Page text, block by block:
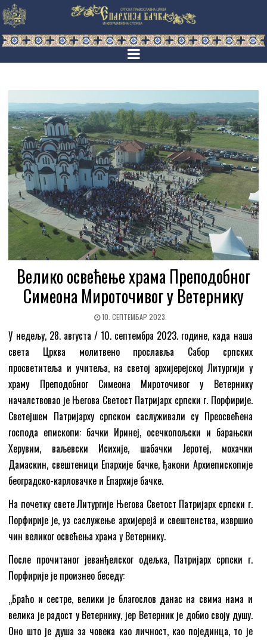
Велико освећење храма Преподобног
Симеона Мироточивог у Ветернику
10. СЕПТЕМБАР 2023.
У недељу, 28. августа / 10. септембра 2023. године, када наша
света Црква молитвено прославља Сабор српских
просветитеља и учитеља, на светој архијерејској Литургији у
храму Преподобног Симеона Мироточивог у Ветернику
началствовао је Његова Светост Патријарх српски г. Порфирије.
Светејшем Патријарху српском саслуживали су Преосвећена
господа епископи: бачки Иринеј, осечкопољски и барањски
Херувим, ваљевски Исихије, шабачки Јеротеј, мохачки
Дамаскин, свештеници Епархије бачке, ђакони Архиепископије
београдско-карловачке и Епархије бачке.
На почетку свете Литургије Његова Светост Патријарх српски г.
Порфирије је, уз саслужење архијерејâ и свештенства, извршио
чин великог освећења храма у Ветернику.
После прочитаног јеванђелског одељка, Патријарх српски г.
Порфирије је произнео беседу:
„Браћо и сестре, велики је благослов данас на свима нама и
велика је радост у Ветернику, јер Ветерник је добио своју душу.
Оно што је душа за човека као личност, као појединца, то је